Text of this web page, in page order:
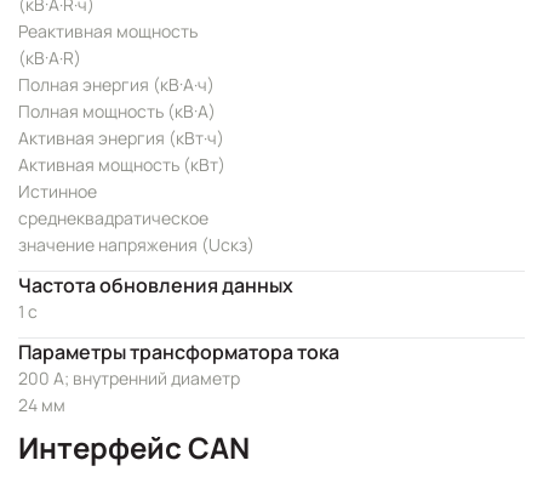
Реактивная мощность
(кВ·А·R)
Полная энергия (кВ·А·ч)
Полная мощность (кВ·А)
Активная энергия (кВт·ч)
Активная мощность (кВт)
Истинное
среднеквадратическое
значение напряжения (Uскз)
Частота обновления данных
1 с
Параметры трансформатора тока
200 А; внутренний диаметр
24 мм
Интерфейс CAN